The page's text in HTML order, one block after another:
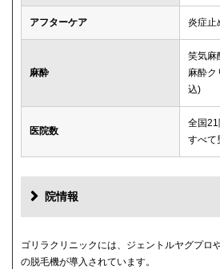
アフターケア 炎症止
麻酔
笑気麻
麻酔ク
込)
医院数
全国21
すべて
院情報
ゴリラクリニックには、ジェントルヤグプロ
の脱毛機が導入されています。